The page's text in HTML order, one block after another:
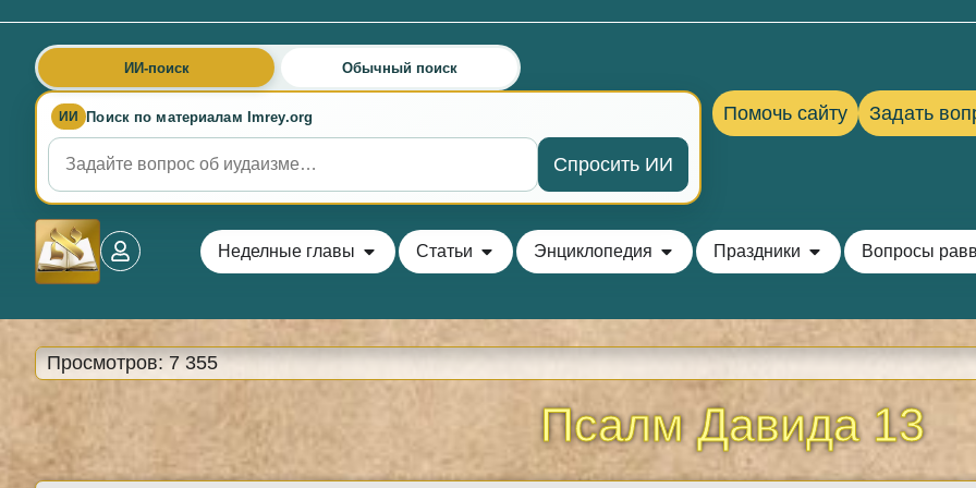
ИИ Поиск по материалам Imrey.org
Спросить ИИ
ИИ-поиск Обычный поиск
Помочь сайту Задать
Неделные главы Статьи Энциклопедия Праздники Вопросы
Просмотров: 7 355
Псалм Давида 13